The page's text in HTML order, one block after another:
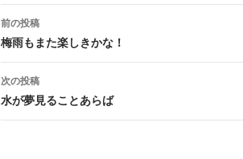
投
稿
ナ
ビ
ゲ
前の投稿
梅雨もまた楽しきかな！
次の投稿
水が夢見ることあらば